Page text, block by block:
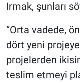
Irmak, şunları
“Orta vadede,
dört yeni
projelerden
teslim etmeyi